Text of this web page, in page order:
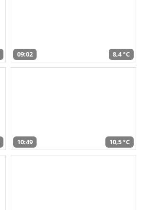
09:02 8,4 °C
10:49 10,5 °C